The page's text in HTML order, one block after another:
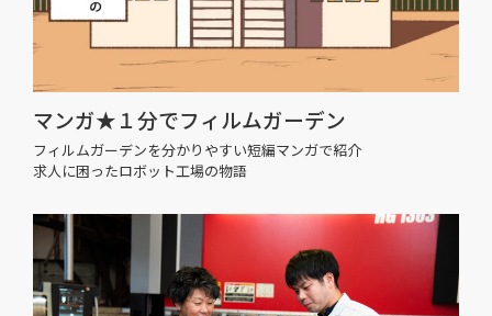
マンガ★１分でフィルムガーデン
フィルムガーデンを分かりやすい短編マンガで紹介
求人に困ったロボット工場の物語